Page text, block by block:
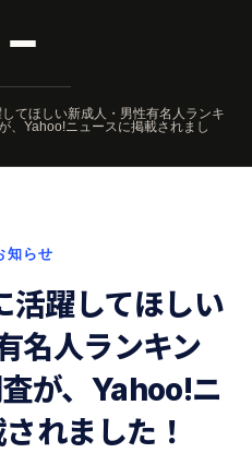
してほしい新成人・男性有名人ランキ
、Yahoo!ニュースに掲載されまし
らせ
活躍してほしい
名人ランキン
が、Yahoo!ニ
れました！